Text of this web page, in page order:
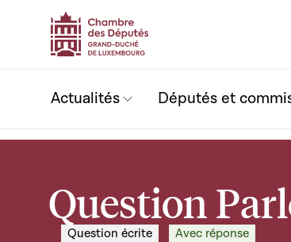
Actualités Députés et
Question
Question écrite Avec réponse